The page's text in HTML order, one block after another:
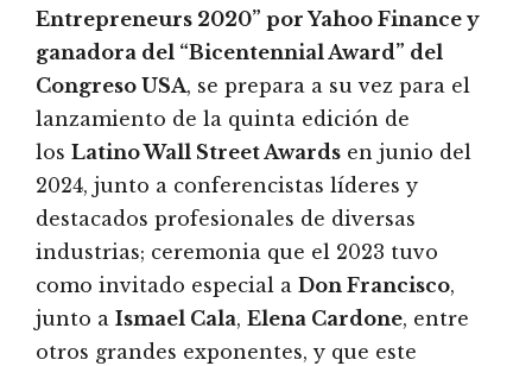
Entrepreneurs 2020” por Yahoo Finance y
ganadora del “Bicentennial Award” del
Congreso USA, se prepara a su vez para el
lanzamiento de la quinta edición de
los Latino Wall Street Awards en junio del
2024, junto a conferencistas líderes y
destacados profesionales de diversas
industrias; ceremonia que el 2023 tuvo
como invitado especial a Don Francisco,
junto a Ismael Cala, Elena Cardone, entre
otros grandes exponentes, y que este